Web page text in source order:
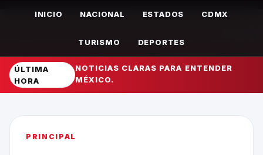
INICIO NACIONAL ESTADOS CDMX
TURISMO DEPORTES
ÚLTIMA
HORA
NOTICIAS CLARAS PARA ENTENDER
MÉXICO.
PRINCIPAL